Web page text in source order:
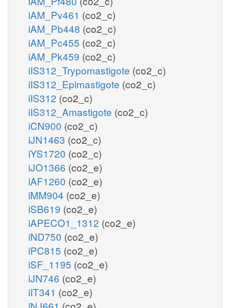
iAM_Pv461 (co2_c)
iAM_Pb448 (co2_c)
iAM_Pc455 (co2_c)
iAM_Pk459 (co2_c)
iIS312_Trypomastigote (co2_c)
iIS312_Epimastigote (co2_c)
iIS312 (co2_c)
iIS312_Amastigote (co2_c)
iCN900 (co2_c)
iJN1463 (co2_c)
iYS1720 (co2_c)
iJO1366 (co2_e)
iAF1260 (co2_e)
iMM904 (co2_e)
iSB619 (co2_e)
iAPECO1_1312 (co2_e)
iND750 (co2_e)
iPC815 (co2_e)
iSF_1195 (co2_e)
iJN746 (co2_e)
iIT341 (co2_e)